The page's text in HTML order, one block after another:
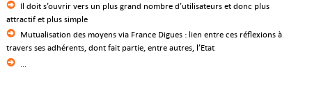
Il doit s’ouvrir vers un plus grand nombre d’utilisateurs et donc plus
attractif et plus simple
Mutualisation des moyens via France Digues : lien entre ces réflexions à
travers ses adhérents, dont fait partie, entre autres, l’Etat